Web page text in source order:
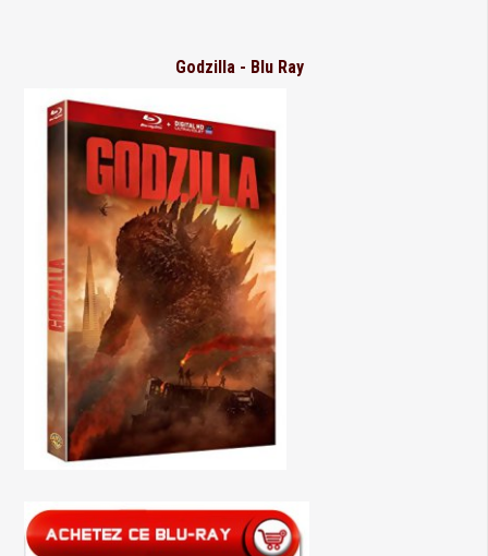
Godzilla - Blu Ray